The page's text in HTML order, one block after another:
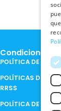
Condiciones
POLÍTICA DE
POLÍTICAS DE
RRSS
POLÍTICA DE